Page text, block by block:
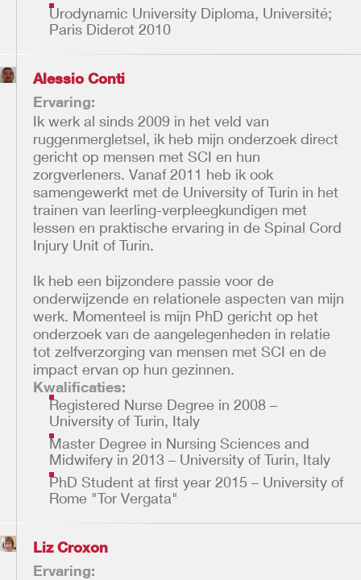
Urodynamic University Diploma, Université;
Paris Diderot 2010
Alessio Conti
Ervaring:
Ik werk al sinds 2009 in het veld van
ruggenmergletsel, ik heb mijn onderzoek direct
gericht op mensen met SCI en hun
zorgverleners. Vanaf 2011 heb ik ook
samengewerkt met de University of Turin in het
trainen van leerling-verpleegkundigen met
lessen en praktische ervaring in de Spinal Cord
Injury Unit of Turin.
Ik heb een bijzondere passie voor de
onderwijzende en relationele aspecten van mijn
werk. Momenteel is mijn PhD gericht op het
onderzoek van de aangelegenheden in relatie
tot zelfverzorging van mensen met SCI en de
impact ervan op hun gezinnen.
Kwalificaties:
Registered Nurse Degree in 2008 –
University of Turin, Italy
Master Degree in Nursing Sciences and
Midwifery in 2013 – University of Turin, Italy
PhD Student at first year 2015 – University of
Rome "Tor Vergata"
Liz Croxon
Ervaring: